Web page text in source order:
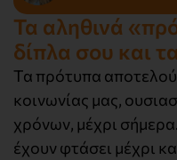
Τα αληθινά
δίπλα σου και
Τα πρότυπα
κοινωνίας μας,
χρόνων, μέχρι
έχουν φτάσει μέχρι